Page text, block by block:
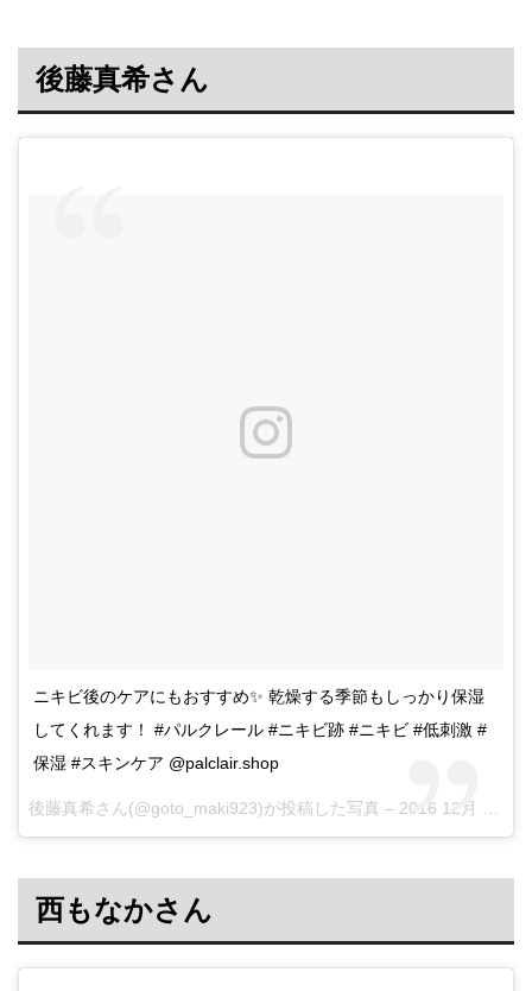
後藤真希さん
ニキビ後のケアにもおすすめ✨ 乾燥する季節もしっかり保湿
してくれます！ #パルクレール #ニキビ跡 #ニキビ #低刺激 #
保湿 #スキンケア @palclair.shop
後藤真希さん(@goto_maki923)が投稿した写真 – 2016 12月 15 1:45午前 PST
西もなかさん